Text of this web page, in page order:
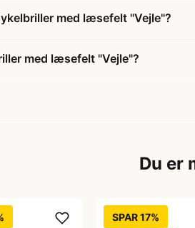
med læsefelt "Vejle"?
med læsefelt "Vejle"?
Du er
SPAR 17%